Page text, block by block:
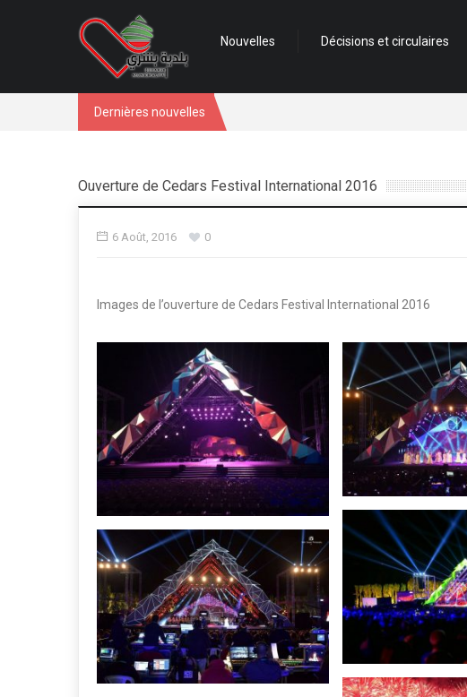
Nouvelles Décisions et circulaires
Dernières nouvelles
Ouverture de Cedars Festival International 2016
6 Août, 2016 0
Images de l’ouverture de Cedars Festival International 2016